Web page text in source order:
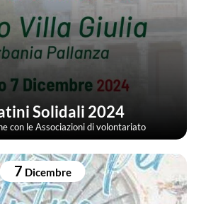
Solidali 2024
con le Associazioni di volontariato
7 Dicembre